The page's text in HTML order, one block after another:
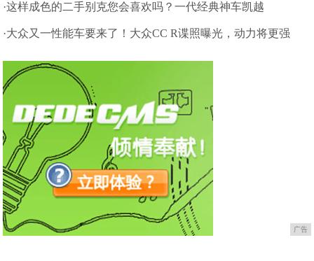
·这样成色的二手别克您会喜欢吗？一代经典神车凯越
·大众又一性能车要来了！大众CC R谍照曝光，动力将更强
广告